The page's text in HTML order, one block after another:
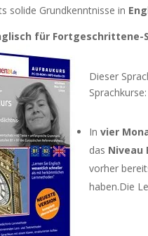
solide Grundkenntnisse in
für Fortgeschrittene-
Dieser
Sprachkurse:
Invier
das Niveau
vorher
haben.Die